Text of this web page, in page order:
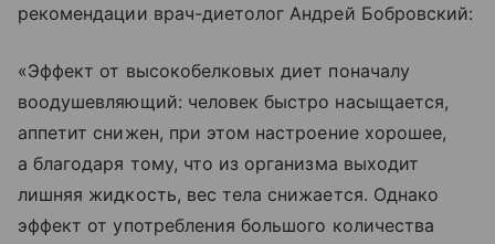
рекомендации врач-диетолог Андрей Бобровский:
«Эффект от высокобелковых диет поначалу
воодушевляющий: человек быстро насыщается,
аппетит снижен, при этом настроение хорошее,
а благодаря тому, что из организма выходит
лишняя жидкость, вес тела снижается. Однако
эффект от употребления большого количества